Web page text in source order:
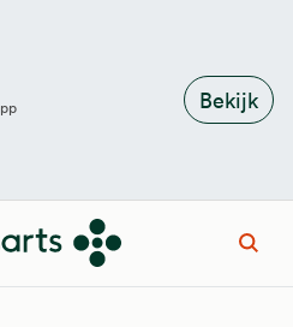
Bekijk